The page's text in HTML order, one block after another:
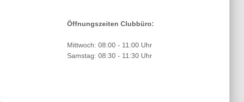
Öffnungszeiten Clubbüro:
Mittwoch: 08:00 - 11:00 Uhr
Samstag: 08:30 - 11:30 Uhr